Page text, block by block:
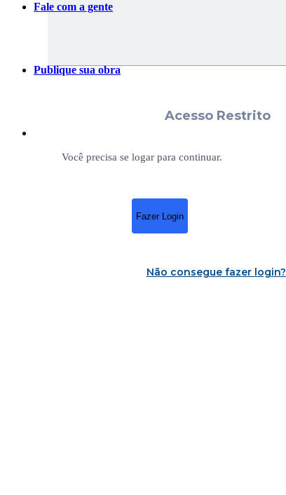
Fale com a gente
Publique sua obra
Acesso Restrito
Você precisa se logar para continuar.
Fazer Login
Não consegue fazer login?